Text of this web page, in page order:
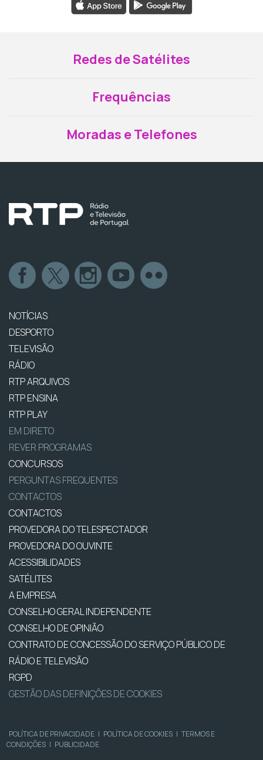
Redes de Satélites
Frequências
Moradas e Telefones
NOTÍCIAS
DESPORTO
TELEVISÃO
RÁDIO
RTP ARQUIVOS
RTP ENSINA
RTP PLAY
EM DIRETO
REVER PROGRAMAS
CONCURSOS
PERGUNTAS FREQUENTES
CONTACTOS
CONTACTOS
PROVEDORA DO TELESPECTADOR
PROVEDORA DO OUVINTE
ACESSIBILIDADES
SATÉLITES
A EMPRESA
CONSELHO GERAL INDEPENDENTE
CONSELHO DE OPINIÃO
CONTRATO DE CONCESSÃO DO SERVIÇO PÚBLICO DE
RÁDIO E TELEVISÃO
RGPD
GESTÃO DAS DEFINIÇÕES DE COOKIES
POLÍTICA DE PRIVACIDADE | POLÍTICA DE COOKIES | TERMOS E
CONDIÇÕES | PUBLICIDADE